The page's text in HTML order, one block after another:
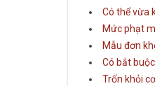
Có thể vừa
Mức phạt
Mẫu đơn
Có bắt
Trốn khỏi